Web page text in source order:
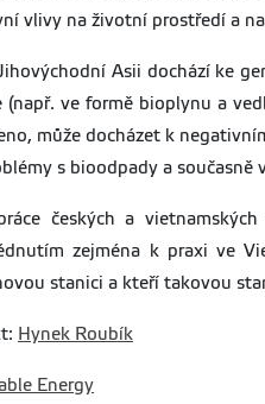
vlivy na životní prostředí a
Asii dochází ke
(např. ve formě bioplynu a
může docházet k
s bioodpady a
českých a
zejména k praxi ve
stanici a kteří takovou
Hynek Roubík
Energy